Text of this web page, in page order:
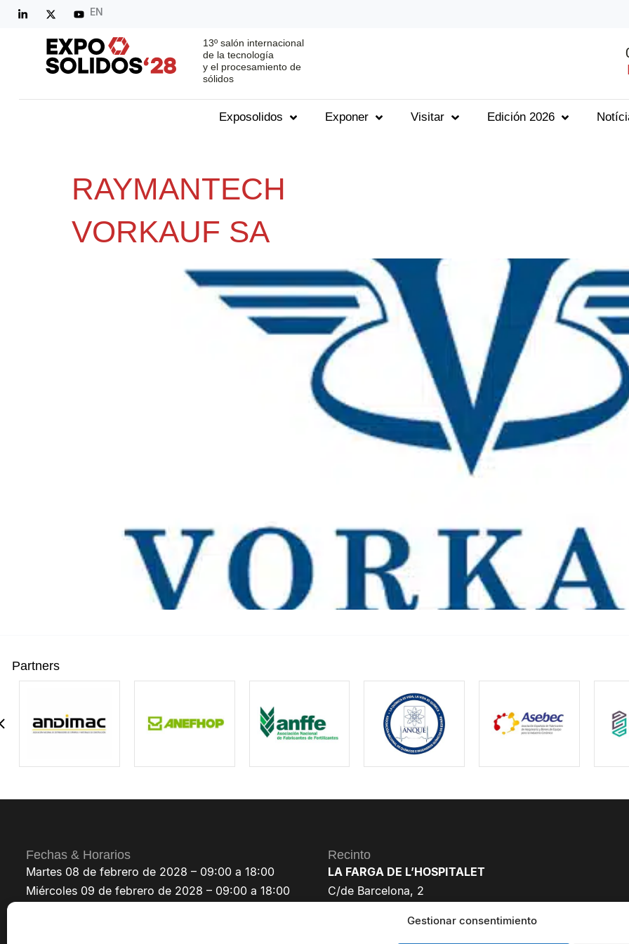
Gestionar consentimiento
EN
13º salón internacional
de la tecnología
y el procesamiento de
sólidos
Exposolidos Exponer Visitar Edición 2026
RAYMANTECH
VORKAUF SA
Partners
Fechas & Horarios
Martes 08 de febrero de 2028 – 09:00 a 18:00
Miércoles 09 de febrero de 2028 – 09:00 a 18:00
Recinto
LA FARGA DE L’HOSPITALET
C/de Barcelona, 2